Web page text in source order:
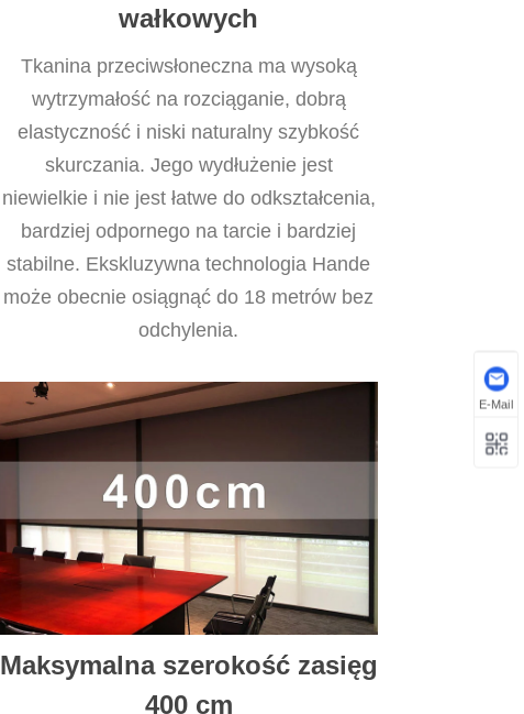
wałkowych
Tkanina przeciwsłoneczna ma wysoką
wytrzymałość na rozciąganie, dobrą
elastyczność i niski naturalny szybkość
skurczania. Jego wydłużenie jest
niewielkie i nie jest łatwe do odkształcenia,
bardziej odpornego na tarcie i bardziej
stabilne. Ekskluzywna technologia Hande
może obecnie osiągnąć do 18 metrów bez
odchylenia.
Maksymalna szerokość zasięg
400 cm
E-Mail